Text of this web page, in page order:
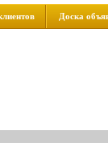
Доска